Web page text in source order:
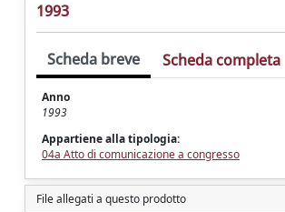
1993
Scheda breve Scheda completa
Anno
1993
Appartiene alla tipologia:
04a Atto di comunicazione a congresso
File allegati a questo prodotto